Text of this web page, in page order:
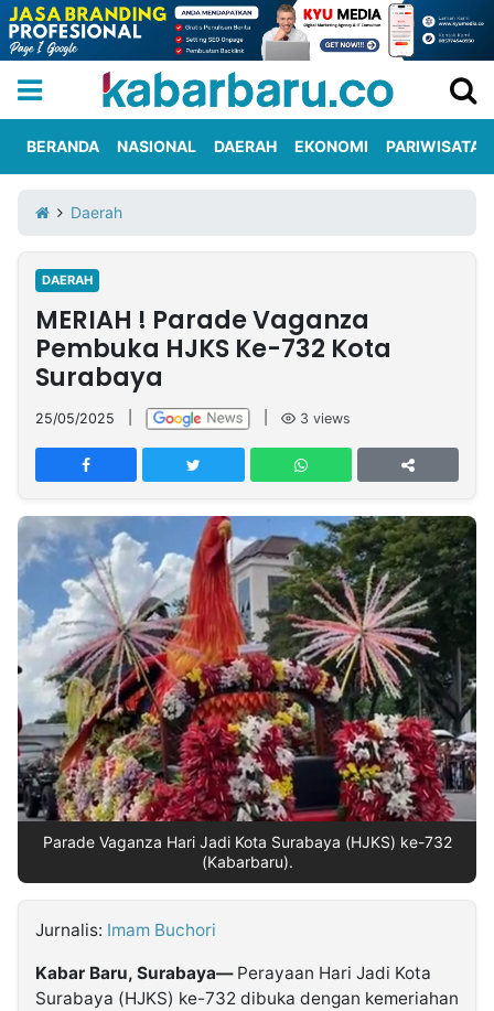
Iklan
Berita
Kami
Nasional
International
Olahraga
Entertainment
Daerah
Pariwisata
Kuliner
Kolom
Network
PT
TREETAN
INDONESIA
Partner
Insight
NTB
Suara
Time
Lens
IDN
Daily
Jogja
Jalan
Rakyat
Idealita
News
Kita
Notice
Radar
Baru
Seedbacklink
Follow
Kabarbaru
BERANDA NASIONAL DAERAH EKONOMI PARIWISATA
Daerah
DAERAH
MERIAH ! Parade Vaganza
Pembuka HJKS Ke-732 Kota
Surabaya
25/05/2025 3 views
Parade Vaganza Hari Jadi Kota Surabaya (HJKS) ke-732
(Kabarbaru).
Jurnalis: Imam Buchori
Kabar Baru, Surabaya—Perayaan Hari Jadi Kota
Surabaya (HJKS) ke-732 dibuka dengan kemeriahan